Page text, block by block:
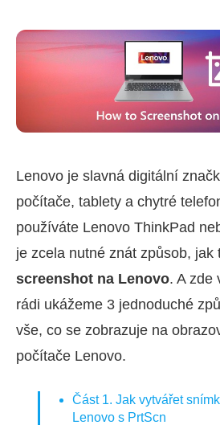
Lenovo je slavná digitální
počítače, tablety a chytré
používáte Lenovo ThinkPad
je zcela nutné znát způsob, jak
screenshot na Lenovo. A zde
rádi ukážeme 3 jednoduché
vše, co se zobrazuje na
počítače Lenovo.
Část 1. Jak vytvářet
Lenovo s PrtScn